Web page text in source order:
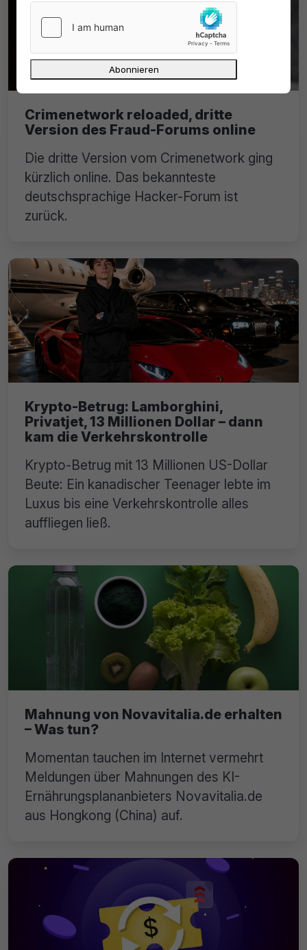
Crimenetwork reloaded, dritte
Version des Fraud-Forums online
Die dritte Version vom Crimenetwork ging
kürzlich online. Das bekannteste
deutschsprachige Hacker-Forum ist
zurück.
Krypto-Betrug: Lamborghini,
Privatjet, 13 Millionen Dollar – dann
kam die Verkehrskontrolle
Krypto-Betrug mit 13 Millionen US-Dollar
Beute: Ein kanadischer Teenager lebte im
Luxus bis eine Verkehrskontrolle alles
auffliegen ließ.
Mahnung von Novavitalia.de erhalten
– Was tun?
Momentan tauchen im Internet vermehrt
Meldungen über Mahnungen des KI-
Ernährungsplananbieters Novavitalia.de
aus Hongkong (China) auf.